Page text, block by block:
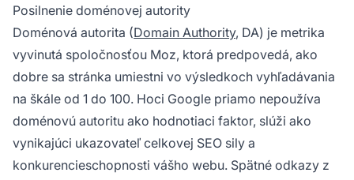
Posilnenie doménovej autority
Doménová autorita (Domain Authority, DA) je metrika
vyvinutá spoločnosťou Moz, ktorá predpovedá, ako
dobre sa stránka umiestni vo výsledkoch vyhľadávania
na škále od 1 do 100. Hoci Google priamo nepoužíva
doménovú autoritu ako hodnotiaci faktor, slúži ako
vynikajúci ukazovateľ celkovej SEO sily a
konkurencieschopnosti vášho webu. Spätné odkazy z